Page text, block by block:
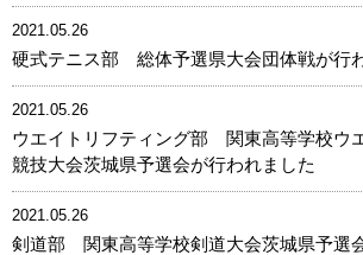
2021.05.26
硬式テニス部 総体予選県大会団体戦が行
2021.05.26
ウエイトリフティング部 関東高等学校ウ
競技大会茨城県予選会が行われました
2021.05.26
剣道部 関東高等学校剣道大会茨城県予選